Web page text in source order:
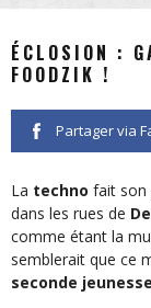
ÉCLOSION :
FOODZIK !
Partager via
La techno fait son
dans les rues de
comme étant la
semblerait que ce
seconde jeunesse